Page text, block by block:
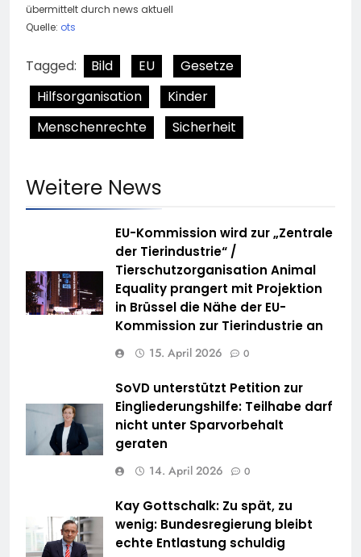
übermittelt durch news aktuell
Quelle: ots
Tagged: Bild EU
Gesetze
Hilfsorganisation
Kinder
Menschenrechte
Sicherheit
Weitere News
EU-Kommission wird zur „Zentrale
der Tierindustrie“ /
Tierschutzorganisation Animal
Equality prangert mit Projektion
in Brüssel die Nähe der EU-
Kommission zur Tierindustrie an
15. April 2026 0
SoVD unterstützt Petition zur
Eingliederungshilfe: Teilhabe darf
nicht unter Sparvorbehalt
geraten
14. April 2026 0
Kay Gottschalk: Zu spät, zu
wenig: Bundesregierung bleibt
echte Entlastung schuldig